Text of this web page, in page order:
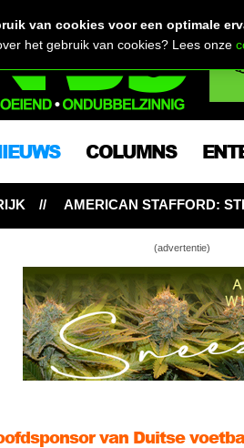
COLUMNS
STERKE SATIVA-
(advertentie)
harkt 2 speedboten vol wiet
van Duitse
van cookies voor een optimale
het gebruik van cookies? Lees onze